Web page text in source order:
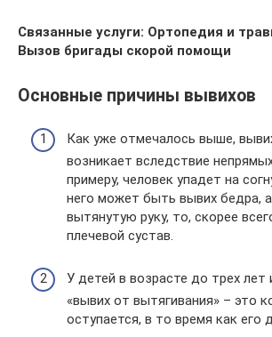
Связанные услуги: Ортопедия и
Вызов бригады скорой помощи
Основные причины вывихов
Как уже отмечалось выше,
возникает вследствие
примеру, человек упадет на
него может быть вывих бедра,
вытянутую руку, то, скорее
плечевой сустав.
У детей в возрасте до трех лет
«вывих от вытягивания» – это
оступается, в то время как его